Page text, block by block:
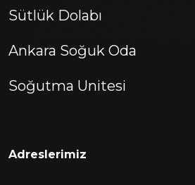
Sütlük Dolabı
Ankara Soğuk Oda
Soğutma Unitesi
Adreslerimiz